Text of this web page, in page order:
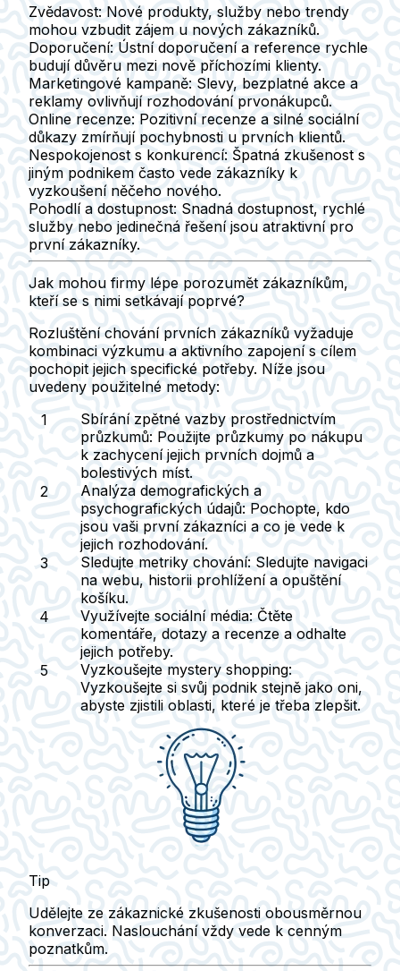
Zvědavost: Nové produkty, služby nebo trendy
mohou vzbudit zájem u nových zákazníků.
Doporučení: Ústní doporučení a reference rychle
budují důvěru mezi nově příchozími klienty.
Marketingové kampaně: Slevy, bezplatné akce a
reklamy ovlivňují rozhodování prvonákupců.
Online recenze: Pozitivní recenze a silné sociální
důkazy zmírňují pochybnosti u prvních klientů.
Nespokojenost s konkurencí: Špatná zkušenost s
jiným podnikem často vede zákazníky k
vyzkoušení něčeho nového.
Pohodlí a dostupnost: Snadná dostupnost, rychlé
služby nebo jedinečná řešení jsou atraktivní pro
první zákazníky.
Jak mohou firmy lépe porozumět zákazníkům,
kteří se s nimi setkávají poprvé?
Rozluštění chování prvních zákazníků vyžaduje
kombinaci výzkumu a aktivního zapojení s cílem
pochopit jejich specifické potřeby. Níže jsou
uvedeny použitelné metody:
Sbírání zpětné vazby prostřednictvím
průzkumů: Použijte průzkumy po nákupu
k zachycení jejich prvních dojmů a
bolestivých míst.
Analýza demografických a
psychografických údajů: Pochopte, kdo
jsou vaši první zákazníci a co je vede k
jejich rozhodování.
Sledujte metriky chování: Sledujte navigaci
na webu, historii prohlížení a opuštění
košíku.
Využívejte sociální média: Čtěte
komentáře, dotazy a recenze a odhalte
jejich potřeby.
Vyzkoušejte mystery shopping:
Vyzkoušejte si svůj podnik stejně jako oni,
abyste zjistili oblasti, které je třeba zlepšit.
Tip
Udělejte ze zákaznické zkušenosti obousměrnou
konverzaci. Naslouchání vždy vede k cenným
poznatkům.